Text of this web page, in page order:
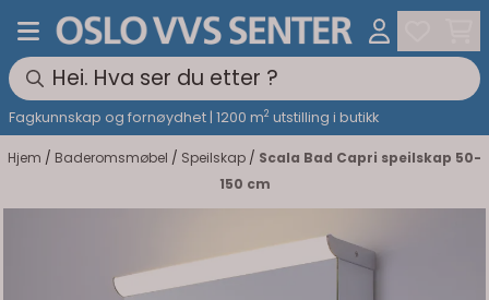
Hopp til innhold
Fagkunnskap og fornøydhet | 1200 m2 utstilling i butikk
Hjem / Baderomsmøbel / Speilskap / Scala Bad Capri speilskap 50-
150 cm